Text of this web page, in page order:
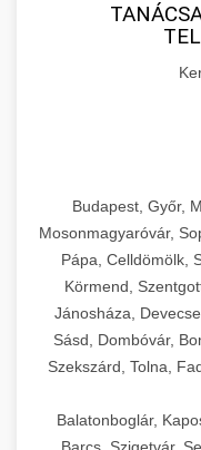
Budapest, Győr,
Mosonmagyaróvár,
Pápa, Celldömölk,
Körmend,
Jánosháza,
Sásd, Dombóvár,
Szekszárd, Tolna,
Balatonboglár,